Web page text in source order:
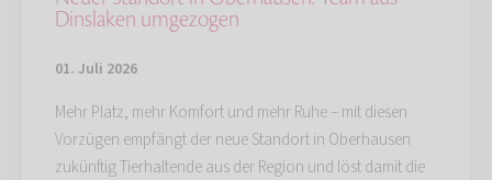
Dinslaken umgezogen
01. Juli 2026
Mehr Platz, mehr Komfort und mehr Ruhe – mit diesen
Vorzügen empfängt der neue Standort in Oberhausen
zukünftig Tierhaltende aus der Region und löst damit die